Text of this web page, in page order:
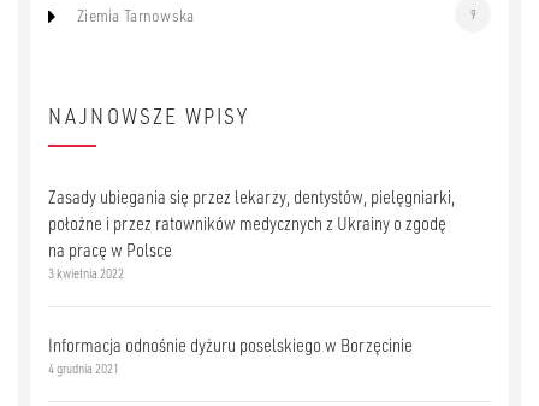
Ziemia Tarnowska 9
NAJNOWSZE WPISY
Zasady ubiegania się przez lekarzy, dentystów, pielęgniarki,
położne i przez ratowników medycznych z Ukrainy o zgodę
na pracę w Polsce
3 kwietnia 2022
Informacja odnośnie dyżuru poselskiego w Borzęcinie
4 grudnia 2021